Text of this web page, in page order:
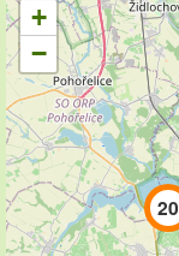
20
+
−